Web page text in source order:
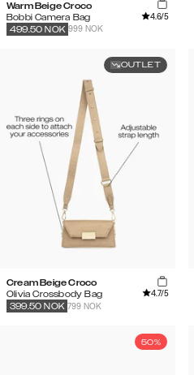
Warm Beige Croco
Bobbi Camera Bag
4.6/5
999 NOK
499.50 NOK
OUTLET
Cream Beige Croco
Olivia Crossbody Bag
4.7/5
799 NOK
399.50 NOK
50%